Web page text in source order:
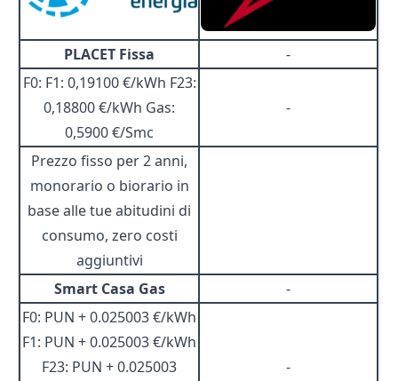
PLACET Fissa
-
F0: F1: 0,19100 €/kWh F23:
0,18800 €/kWh Gas:
0,5900 €/Smc
-
Prezzo fisso per 2 anni,
monorario o biorario in
base alle tue abitudini di
consumo, zero costi
aggiuntivi
Smart Casa Gas
-
F0: PUN + 0.025003 €/kWh
F1: PUN + 0.025003 €/kWh
F23: PUN + 0.025003
-